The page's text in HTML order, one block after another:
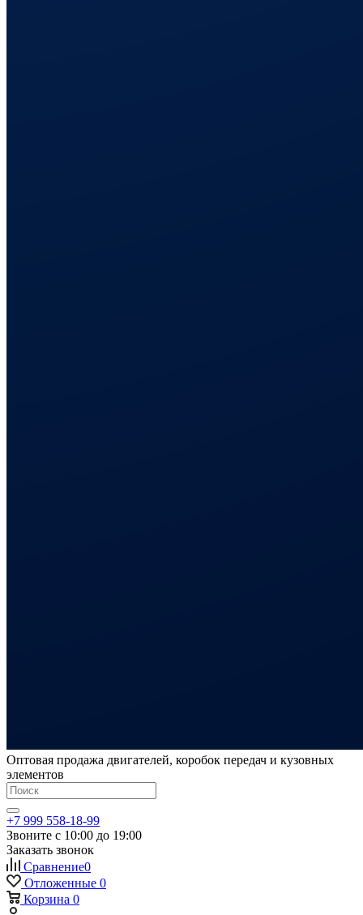
Оптовая продажа двигателей, коробок передач и кузовных
элементов
+7 999 558-18-99
Звоните с 10:00 до 19:00
Заказать звонок
Сравнение0
Отложенные 0
Корзина 0